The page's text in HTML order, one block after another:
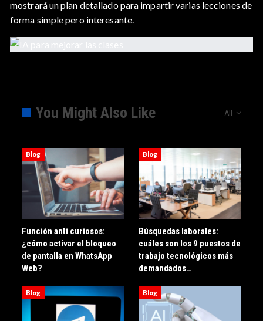
mostrará un plan detallado para impartir varias lecciones de
forma simple pero interesante.
All
You Might Also Like
Blog
Función anti curiosos:
¿cómo activar el bloqueo
de pantalla en WhatsApp
Web?
Blog
Búsquedas laborales:
cuáles son los 9 puestos de
trabajo tecnológicos más
demandados…
Blog Blog